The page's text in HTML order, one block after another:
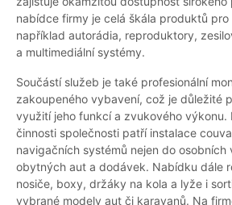
nabídce firmy je celá škála produktů pro
například autorádia, reproduktory,
a multimediální systémy.
Součástí služeb je také profesionální
zakoupeného vybavení, což je důležité
využití jeho funkcí a zvukového výkonu.
činnosti společnosti patří instalace
navigačních systémů nejen do osobních
obytných aut a dodávek. Nabídku dále
nosiče, boxy, držáky na kola a lyže i
vybrané modely aut či karavanů. Na